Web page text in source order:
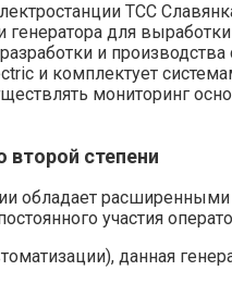
ТСС
для
и
и комплектует
мониторинг
степени
обладает
участия
данная